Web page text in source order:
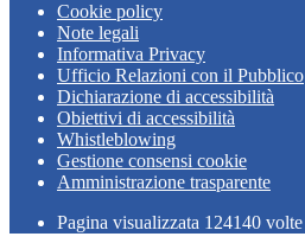
Cookie policy
Note legali
Informativa Privacy
Ufficio Relazioni con il Pubblico
Dichiarazione di accessibilità
Obiettivi di accessibilità
Whistleblowing
Gestione consensi cookie
Amministrazione trasparente
Pagina visualizzata 124140 volte